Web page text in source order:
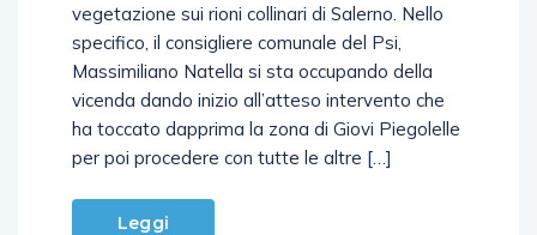
vegetazione sui rioni collinari di Salerno. Nello
specifico, il consigliere comunale del Psi,
Massimiliano Natella si sta occupando della
vicenda dando inizio all’atteso intervento che
ha toccato dapprima la zona di Giovi Piegolelle
per poi procedere con tutte le altre […]
Leggi